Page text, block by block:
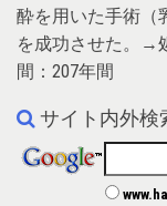
酔を用いた手術（
を成功させた。→
間：207年間
サイト内外検